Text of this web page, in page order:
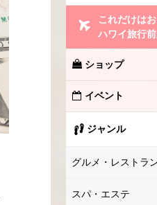
これだけは
ハワイ旅行
ショップ
イベント
ジャンル
グルメ・レストラ
スパ・エステ